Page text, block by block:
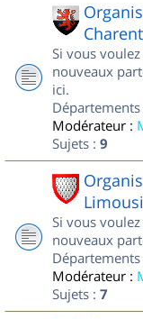
Si vous
nouveaux
ici.
Modérateur :
Sujets : 9
Si vous
nouveaux
Modérateur :
Sujets : 7